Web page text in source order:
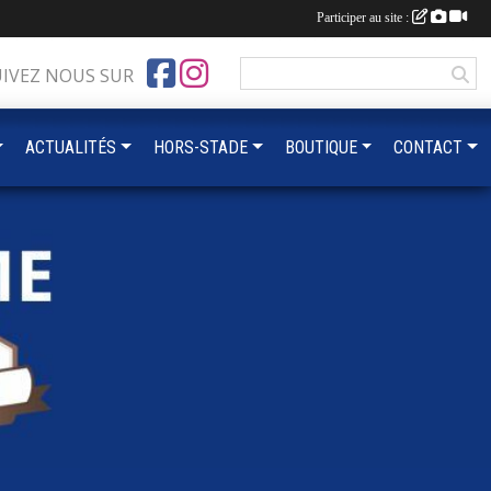
NOUS SUR
ACTUALITÉS HORS-STADE BOUTIQUE CONTACT
Participer au site :